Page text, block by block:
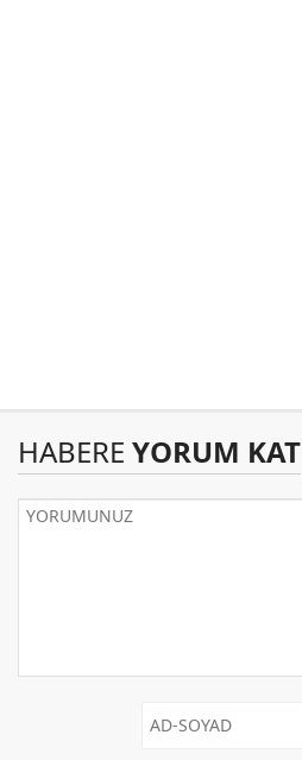
HABERE YORUM KAT